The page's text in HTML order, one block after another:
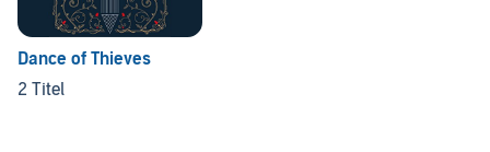
Dance of Thieves
2 Titel